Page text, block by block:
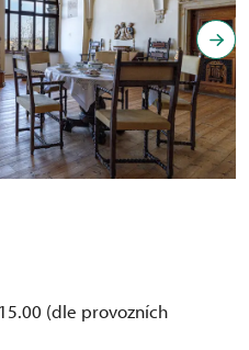
(dle provozních